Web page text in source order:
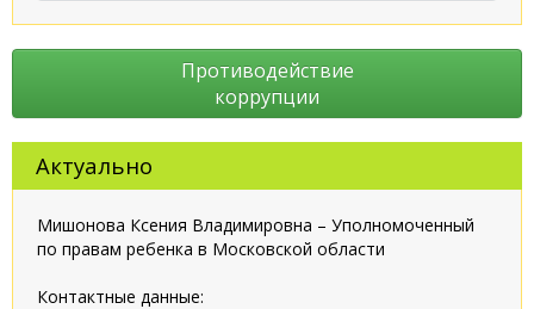
Противодействие
коррупции
Актуально
Мишонова Ксения Владимировна – Уполномоченный
по правам ребенка в Московской области
Контактные данные: